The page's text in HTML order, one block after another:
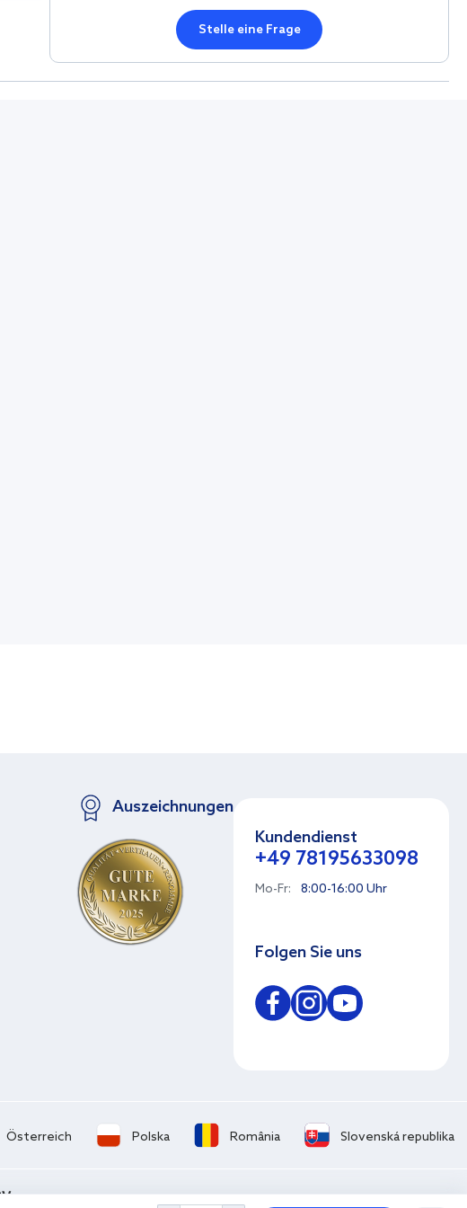
Stelle eine Frage
Auszeichnungen
Kundendienst
+49 78195633098
Mo-Fr: 8:00-16:00 Uhr
Folgen Sie uns
Österreich Polska România Slovenská republika